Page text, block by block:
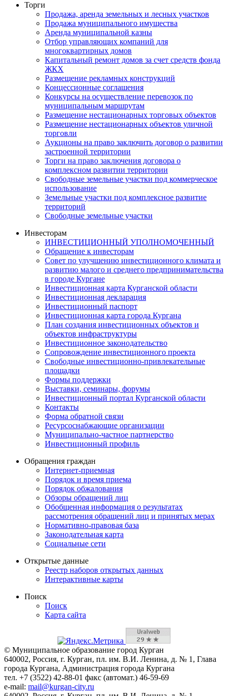
Торги
Продажа, аренда земельных и лесных участков
Продажа муниципального имущества
Аренда муниципальной казны
Отбор управляющих компаний для
многоквартирных домов
Капитальный ремонт домов за счет средств фонда
ЖКХ
Размещение рекламных конструкций
Концессионные соглашения
Конкурсы на осуществление перевозок по
муниципальным маршрутам
Размещение нестационарных торговых объектов
Размещение нестационарных объектов уличной
торговли
Аукционы на право заключить договор о развитии
застроенной территории
Торги на право заключения договора о
комплексном развитии территории
Свободные земельные участки под коммерческое
использование
Земельные участки под комплексное развитие
территорий
Свободные земельные участки
Инвесторам
ИНВЕСТИЦИОННЫЙ УПОЛНОМОЧЕННЫЙ
Обращение к инвесторам
Совет по улучшению инвестиционного климата и
развитию малого и среднего предпринимательства
в городе Кургане
Инвестиционная карта Курганской области
Инвестиционная декларация
Инвестиционный паспорт
Инвестиционная карта города Кургана
План создания инвестиционных объектов и
объектов инфраструктуры
Инвестиционное законодательство
Сопровождение инвестиционного проекта
Свободные инвестиционно-привлекательные
площадки
Формы поддержки
Выставки, семинары, форумы
Инвестиционный портал Курганской области
Контакты
Форма обратной связи
Ресурсоснабжающие организации
Муниципально-частное партнерство
Инвестиционный профиль
Обращения граждан
Интернет-приемная
Порядок и время приема
Порядок обжалования
Обзоры обращений лиц
Обобщенная информация о результатах
рассмотрения обращений лиц и принятых мерах
Нормативно-правовая база
Законодательная карта
Социальные сети
Открытые данные
Реестр наборов открытых данных
Интерактивные карты
Поиск
Поиск
Карта сайта
© Муниципальное образование город Курган
640002, Россия, г. Курган, пл. им. В.И. Ленина, д. № 1, Глава
города Кургана, Администрация города Кургана
тел. +7 (3522) 42-88-01 факс (автомат.) 46-59-69
e-mail: mail@kurgan-city.ru